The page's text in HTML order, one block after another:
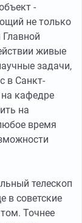
-
не только
живые
задачи,
в Санкт-
на кафедре
на
время
телескоп
в советские
Точнее